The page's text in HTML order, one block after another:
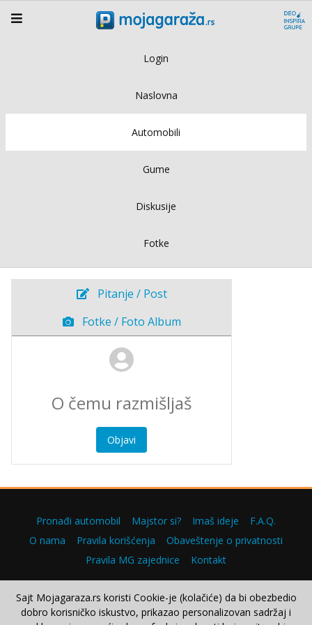
Login
Naslovna
Automobili
Gume
Diskusije
Fotke
Pitanje / Post
Fotke / Foto Album
Objavi
Pronađi automobil Majstor si? Imaš ideje
F.A.Q.
O nama
Pravila korišćenja
Obaveštenje o privatnosti
Pravila MG zajednice
Kontakt
Copyright © 2000–2026.
Sajt Mojagaraza.rs koristi Cookie-je (kolačiće) da bi obezbedio
dobro korisničko iskustvo, prikazao personalizovan sadržaj i